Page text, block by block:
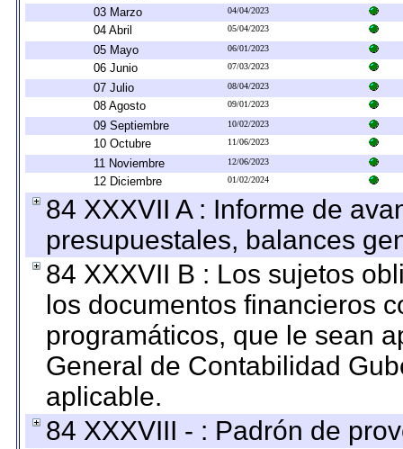
03 Marzo 04/04/2023
04 Abril 05/04/2023
05 Mayo 06/01/2023
06 Junio 07/03/2023
07 Julio 08/04/2023
08 Agosto 09/01/2023
09 Septiembre 10/02/2023
10 Octubre 11/06/2023
11 Noviembre 12/06/2023
12 Diciembre 01/02/2024
84 XXXVII A : Informe de
presupuestales, balances
84 XXXVII B : Los sujetos
los documentos financieros
programáticos, que le sean
General de Contabilidad
aplicable.
84 XXXVIII - : Padrón de